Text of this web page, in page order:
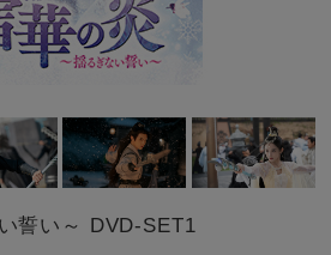
誓い～ DVD-SET1